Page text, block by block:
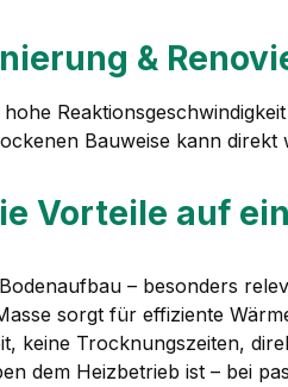
&
Bauweise kann
Vorteile auf
– besonders
sorgt für effiziente
keine Trocknungszeiten,
dem Heizbetrieb ist – bei